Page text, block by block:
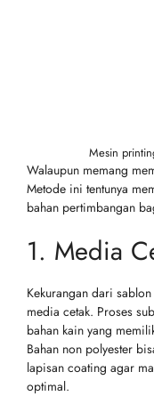
Mesin
Walaupun memang
Metode ini tentunya
bahan pertimbangan
1. Media
Kekurangan dari
media cetak. Proses
bahan kain yang
Bahan non polyester
lapisan coating agar
optimal.